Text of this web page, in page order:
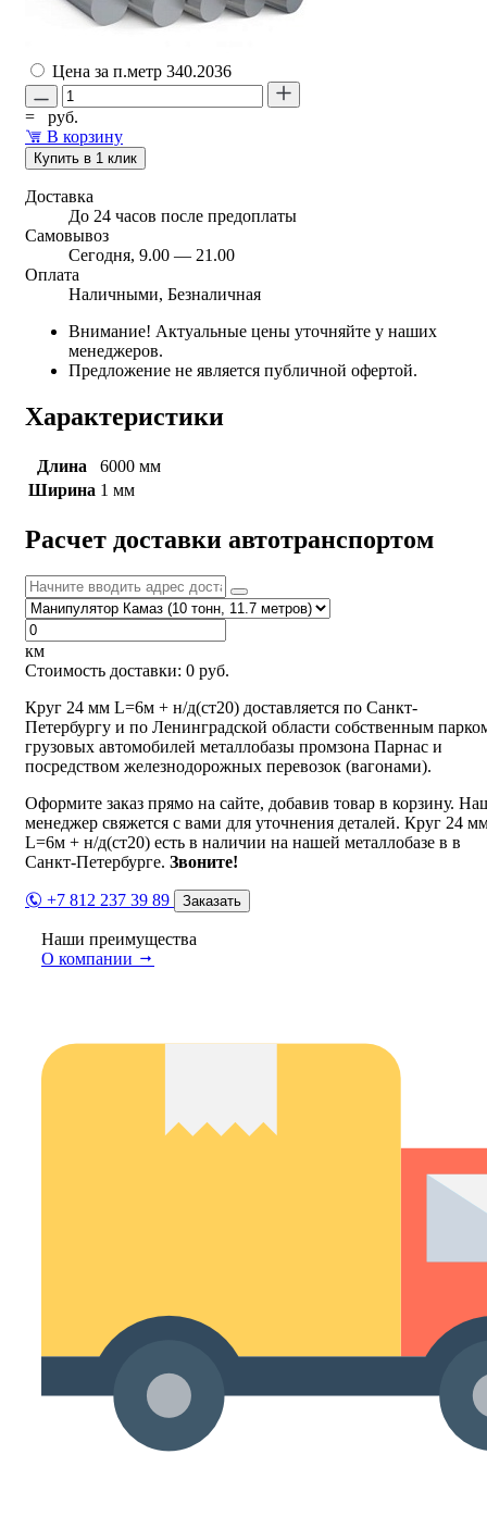
Цена за п.метр 340.2036
=
руб.
В корзину
Купить в 1 клик
Доставка
До 24 часов после предоплаты
Самовывоз
Сегодня, 9.00 — 21.00
Оплата
Наличными, Безналичная
Внимание! Актуальные цены уточняйте у наших
менеджеров.
Предложение не является публичной офертой.
Характеристики
Длина
6000 мм
Ширина 1 мм
Расчет доставки автотранспортом
км
Стоимость доставки: 0 руб.
Круг 24 мм L=6м + н/д(ст20) доставляется по Санкт-
Петербургу и по Ленинградской области собственным
грузовых автомобилей металлобазы промзона Парнас и
посредством железнодорожных перевозок (вагонами).
Оформите заказ прямо на сайте, добавив товар в корзину.
менеджер свяжется с вами для уточнения деталей. Круг 24
L=6м + н/д(ст20) есть в наличии на нашей металлобазе в в
Санкт-Петербурге. Звоните!
+7 812 237 39 89 Заказать
Наши преимущества
О компании